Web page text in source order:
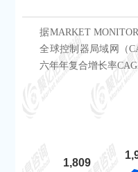
据MARKET
全球控制器局域网（
六年年复合增长率